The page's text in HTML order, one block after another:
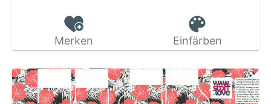
Merken Einfärben